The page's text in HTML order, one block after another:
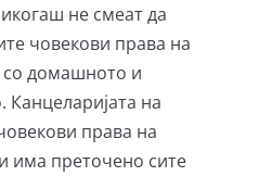
не смеат да
човекови права на
со домашното и
на
права на
има преточено сите